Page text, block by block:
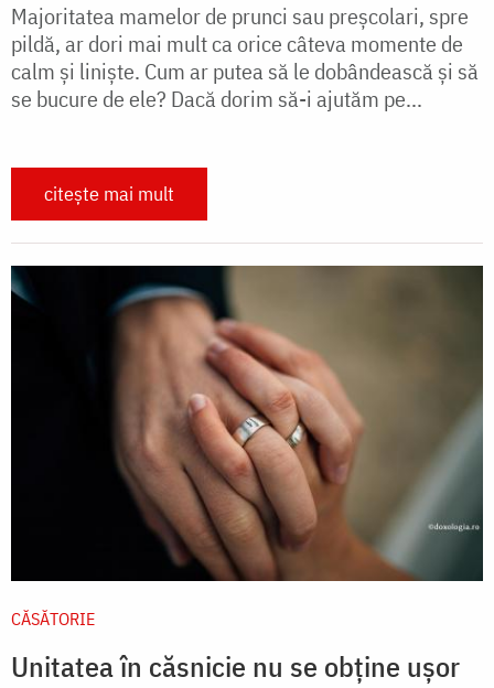
Majoritatea mamelor de prunci sau preșcolari, spre
pildă, ar dori mai mult ca orice câteva momente de
calm și liniște. Cum ar putea să le dobândească și să
se bucure de ele? Dacă dorim să-i ajutăm pe...
citește mai mult
CĂSĂTORIE
Unitatea în căsnicie nu se obține ușor